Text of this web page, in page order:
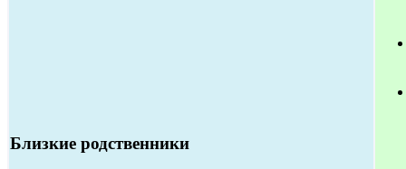
Близкие родственники